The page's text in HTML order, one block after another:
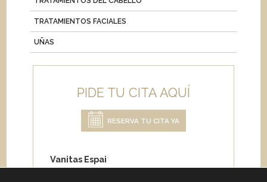
TRATAMIENTOS FACIALES
UÑAS
PIDE TU CITA AQUÍ
RESERVA TU CITA YA
Vanitas Espai
Carrer de Paris 204